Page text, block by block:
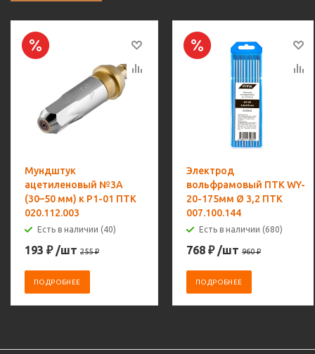
Мундштук
ацетиленовый №3А
(30–50 мм) к Р1-01 ПТК
020.112.003
Есть в наличии (40)
193 ₽ /шт 255₽
ПОДРОБНЕЕ
Электрод
вольфрамовый ПТК WY-
20-175мм Ø 3,2 ПТК
007.100.144
Есть в наличии (680)
768 ₽ /шт 960₽
ПОДРОБНЕЕ